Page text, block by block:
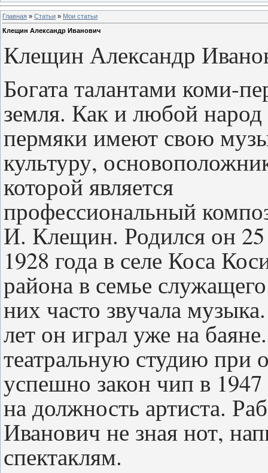
Главная » Статьи » Мои статьи
Клещин Александр Иванович
Клещин Александр
Богата талантами коми-
земля. Как и любой
пермяки имеют свою
культуру,
которой является
профессиональный
И. Клещин. Родился он 25
1928 года в селе Коса
района в семье
них часто звучала
лет он играл уже на
театральную студию при
успешно закон чип в
на должность артиста.
Иванович не зная нот,
спектаклям.